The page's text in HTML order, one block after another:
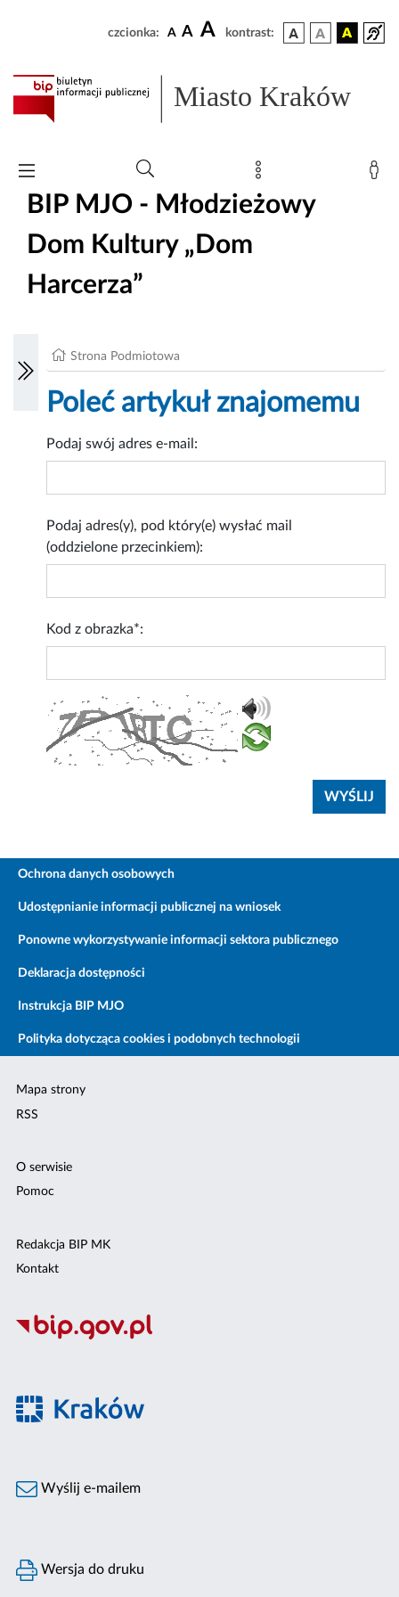
czcionka: A A A kontrast:
Miasto Kraków
BIP MJO - Młodzieżowy
Dom Kultury „Dom
Harcerza”
Strona Podmiotowa
Poleć artykuł znajomemu
Podaj swój adres e-mail:
Podaj adres(y), pod który(e) wysłać mail
(oddzielone przecinkiem):
Kod z obrazka*:
Ochrona danych osobowych
Udostępnianie informacji publicznej na wniosek
Ponowne wykorzystywanie informacji sektora publicznego
Deklaracja dostępności
Instrukcja BIP MJO
Polityka dotycząca cookies i podobnych technologii
Mapa strony
RSS
O serwisie
Pomoc
Redakcja BIP MK
Kontakt
Wyślij e-mailem
Wersja do druku